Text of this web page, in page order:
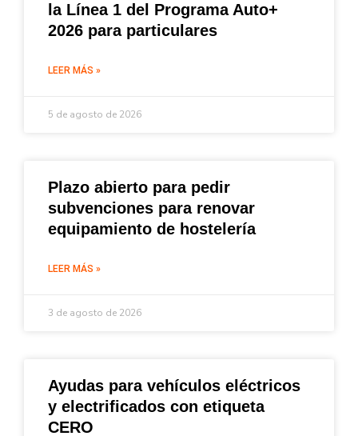
la Línea 1 del Programa Auto+
2026 para particulares
LEER MÁS »
5 de agosto de 2026
Plazo abierto para pedir
subvenciones para renovar
equipamiento de hostelería
LEER MÁS »
3 de agosto de 2026
Ayudas para vehículos eléctricos
y electrificados con etiqueta
CERO